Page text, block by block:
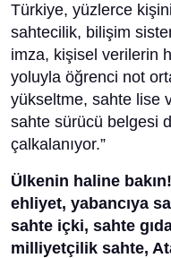
Türkiye, yüzlerce
sahtecilik, bilişim
imza, kişisel verilerin
yoluyla öğrenci not
yükseltme, sahte lise
sahte sürücü belgesi
çalkalanıyor.”
Ülkenin haline
ehliyet, yabancıya
sahte içki, sahte
milliyetçilik sahte,